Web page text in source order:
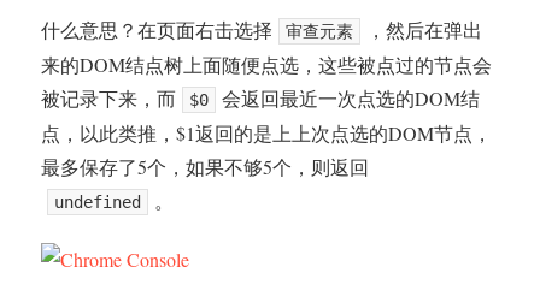
什么意思？在页面右击选择 审查元素
，然后在弹出
来的DOM结点树上面随便点选，这些被点过的节点会
被记录下来，而
$0
会返回最近一次点选的DOM结
点，以此类推，$1返回的是上上次点选的DOM节点，
最多保存了5个，如果不够5个，则返回
undefined 。